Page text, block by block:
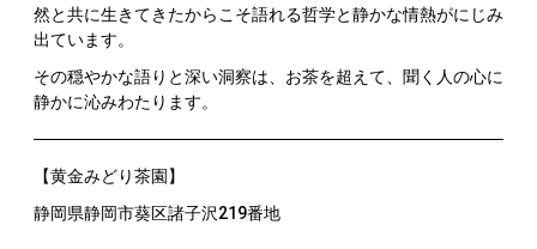
然と共に生きてきたからこそ語れる哲学と静かな情熱がにじみ
出ています。
その穏やかな語りと深い洞察は、お茶を超えて、聞く人の心に
静かに沁みわたります。
【黄金みどり茶園】
静岡県静岡市葵区諸子沢219番地